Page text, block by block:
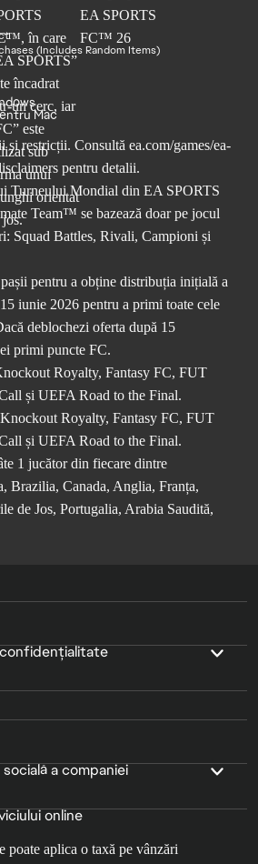
(Includes Random Items)
Mac
și restricții. Consultă ea.com/games/ea-
pentru detalii.
Turneului Mondial din EA SPORTS
Team™ se bazează doar pe jocul
Squad Battles, Rivali, Campioni și
pentru a obține distribuția inițială a
iunie 2026 pentru a primi toate cele
deblochezi oferta după 15
primi puncte FC.
Royalty, Fantasy FC, FUT
și UEFA Road to the Final.
Royalty, Fantasy FC, FUT
și UEFA Road to the Final.
1 jucător din fiecare dintre
Brazilia, Canada, Anglia, Franța,
de Jos, Portugalia, Arabia Saudită,
a companiei
online
poate aplica o taxă pe vânzări